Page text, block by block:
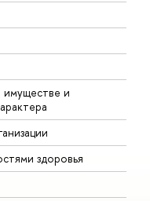
имуществе и
здоровья